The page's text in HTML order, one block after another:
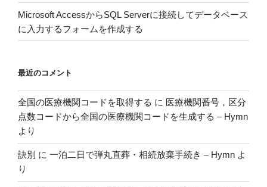
国
家
間
の
Microsoft AccessからSQL Serverに接続してデータベース
に入力するフォームを作成する
最近のコメント
全国の医療機関コードを取得する に 医療機関番号，区分
点数コードから全国の医療機関コードを生成する – Hymn
より
訣別 に 一泊二日で弾丸直葬・相続放棄手続き – Hymn よ
り